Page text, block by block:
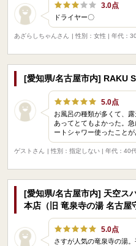
3.0点
ドライヤー〇
あざらしちゃんさん
| 性別：女性 | 年代：
[愛知県/名古屋市内] RAKU
5.0点
お風呂の種類が多くて、
あってとてもよかった。
ートシャワー使ったこと
ゲストさん
| 性別：指定しない | 年代：40代
[愛知県/名古屋市内] 天空ス
本店（旧 竜泉寺の湯 名古屋
5.0点
さすが人気の竜泉寺の湯